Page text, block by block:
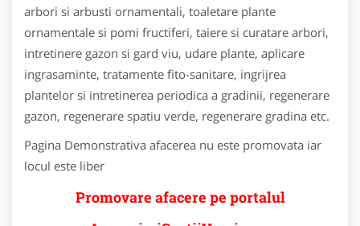
arbori si arbusti ornamentali, toaletare plante
ornamentale si pomi fructiferi, taiere si curatare arbori,
intretinere gazon si gard viu, udare plante, aplicare
ingrasaminte, tratamente fito-sanitare, ingrijrea
plantelor si intretinerea periodica a gradinii, regenerare
gazon, regenerare spatiu verde, regenerare gradina etc.
Pagina Demonstrativa afacerea nu este promovata iar
locul este liber
Promovare afacere pe portalul